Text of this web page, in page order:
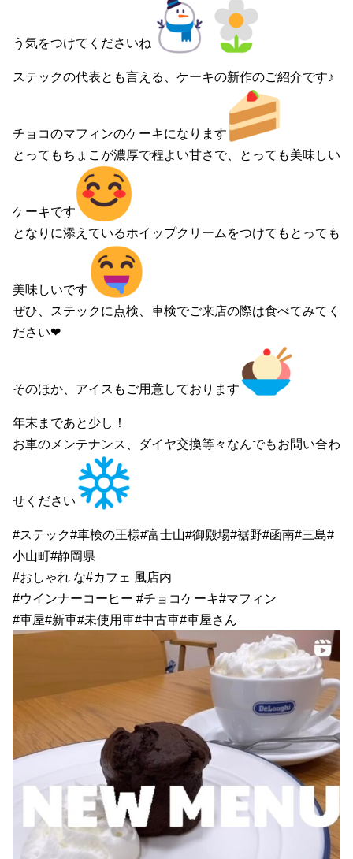
う気をつけてくださいね
ステックの代表とも言える、ケーキの新作のご紹介です♪
チョコのマフィンのケーキになります
とってもちょこが濃厚で程よい甘さで、とっても美味しい
ケーキです
となりに添えているホイップクリームをつけてもとっても
美味しいです
ぜひ、ステックに点検、車検でご来店の際は食べてみてく
ださい❤︎
そのほか、アイスもご用意しております
年末まであと少し！
お車のメンテナンス、ダイヤ交換等々なんでもお問い合わ
せください
#ステック#車検の王様#富士山#御殿場#裾野#函南#三島#
小山町#静岡県
#おしゃれ な#カフェ 風店内
#ウインナーコーヒー #チョコケーキ#マフィン
#車屋#新車#未使用車#中古車#車屋さん